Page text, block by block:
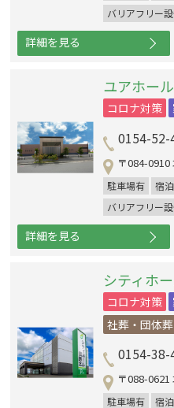
バリアフリー
詳細を見る
ユアホー
コロナ対策
0154-52-
〒084-
駐車場有 宿
バリアフリー
詳細を見る
シティホ
コロナ対策
社葬・団体葬
0154-38-
〒088-
駐車場有 宿